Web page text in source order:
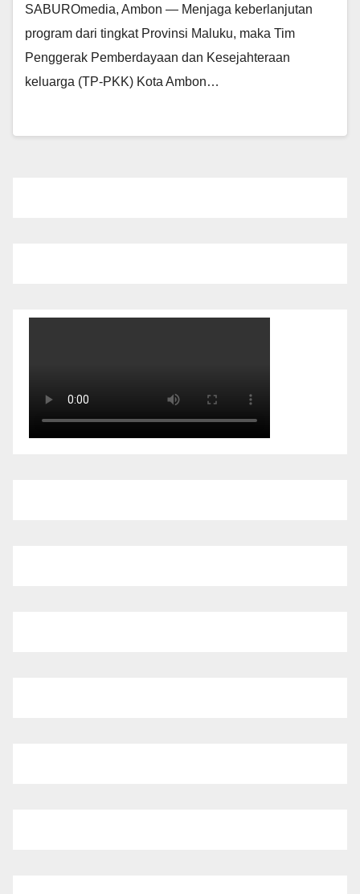
SABUROmedia, Ambon — Menjaga keberlanjutan
program dari tingkat Provinsi Maluku, maka Tim
Penggerak Pemberdayaan dan Kesejahteraan
keluarga (TP-PKK) Kota Ambon…